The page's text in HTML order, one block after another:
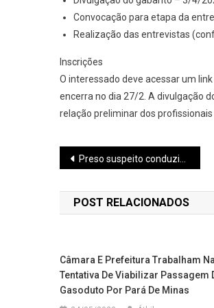
Convocação para etapa da
Realização das entrevistas
Inscrições
O interessado deve acessar um
encerra no dia 27/2. A divulgação
relação preliminar dos
Navegação
de
Post
Preso suspeito conduzindo automóvel com sintomas de embriagues alcoólica
POST RELACIONADOS
Câmara E Prefeitura Trabalham
Tentativa De Viabilizar Passagem
Gasoduto Por Pará De Minas